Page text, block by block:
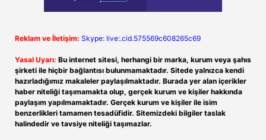
Reklam ve İletişim: Skype: live:.cid.575569c608265c69
Yasal Uyarı: Bu internet sitesi, herhangi bir marka, kurum veya şahıs
şirketi ile hiçbir bağlantısı bulunmamaktadır. Sitede yalnızca kendi
hazırladığımız makaleler paylaşılmaktadır. Burada yer alan içerikler
haber niteliği taşımamakta olup, gerçek kurum ve kişiler hakkında
paylaşım yapılmamaktadır. Gerçek kurum ve kişiler ile isim
benzerlikleri tamamen tesadüfidir. Sitemizdeki bilgiler taslak
halindedir ve tavsiye niteliği taşımazlar.